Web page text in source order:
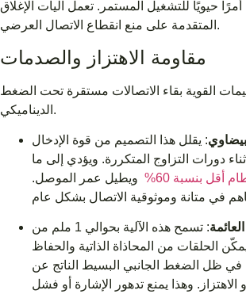
أمرًا حيويًا للتشغيل المستمر. تعمل آليات الإغلاق
المتقدمة على منع انقطاع الاتصال العرضي.
مقاومة الاهتزاز والصدمات
القوية بقاء الاتصالات مستقرة تحت الضغط
الديناميكي.
: يقلل هذا التصميم من قوة الإدخال
دورات التزاوج المتكررة. ويؤدي إلى ما
أقل بنسبة 60%
ويطيل عمر الموصل.
: تسمح هذه الآلية بحوالي 1 ملم من
يمكّن الحلقات من المحاذاة الذاتية والحفاظ
في ظل الضغط الجانبي البسيط الناتج عن
الاهتزاز. وهذا يمنع تدهور الإشارة أو فشل